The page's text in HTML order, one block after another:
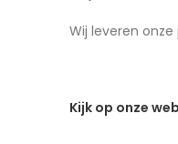
Wij leveren
Kijk op onze